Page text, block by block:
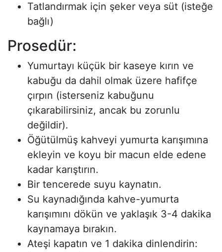
Tatlandırmak için şeker veya süt (isteğe
bağlı)
Prosedür:
Yumurtayı küçük bir kaseye kırın ve
kabuğu da dahil olmak üzere hafifçe
çırpın (isterseniz kabuğunu
çıkarabilirsiniz, ancak bu zorunlu
değildir).
Öğütülmüş kahveyi yumurta karışımına
ekleyin ve koyu bir macun elde edene
kadar karıştırın.
Bir tencerede suyu kaynatın.
Su kaynadığında kahve-yumurta
karışımını dökün ve yaklaşık 3-4 dakika
kaynamaya bırakın.
Ateşi kapatın ve 1 dakika dinlendirin: